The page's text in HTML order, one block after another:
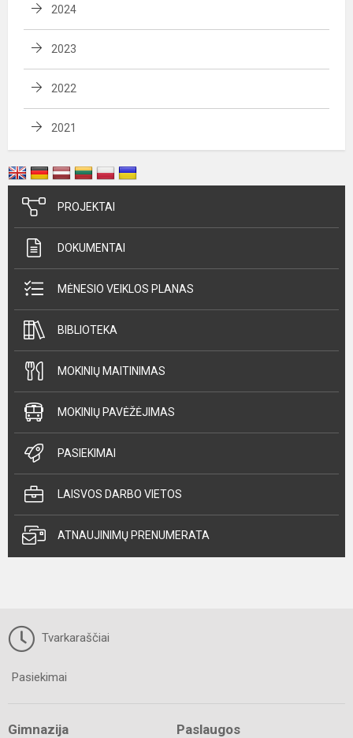
2024
2023
2022
2021
PROJEKTAI
DOKUMENTAI
MĖNESIO VEIKLOS PLANAS
BIBLIOTEKA
MOKINIŲ MAITINIMAS
MOKINIŲ PAVĖŽĖJIMAS
PASIEKIMAI
LAISVOS DARBO VIETOS
ATNAUJINIMŲ PRENUMERATA
Tvarkaraščiai
Pasiekimai
Gimnazija Paslaugos